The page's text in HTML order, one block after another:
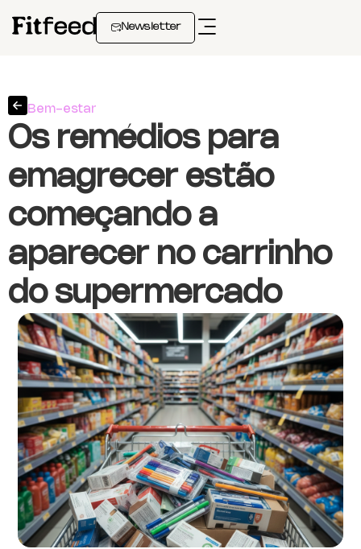
Newsletter
Bem-estar
Os remédios para
emagrecer estão
começando a
aparecer no carrinho
do supermercado